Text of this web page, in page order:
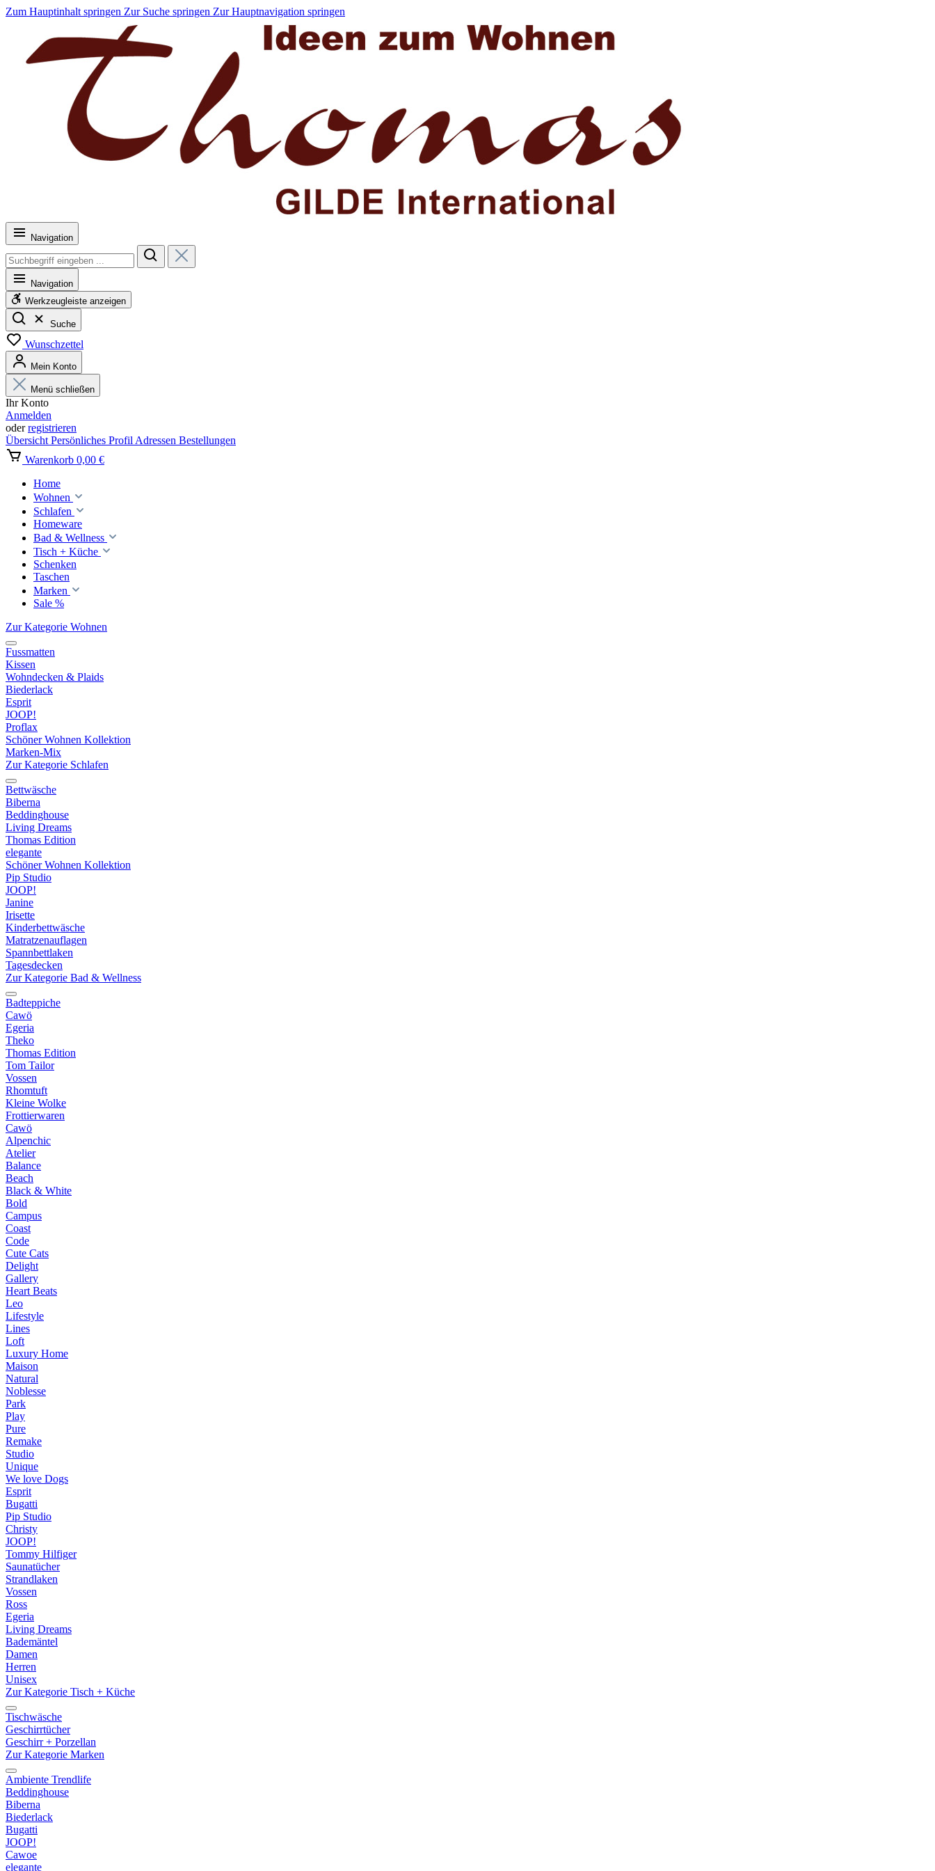
Zum Hauptinhalt springen Zur Suche springen Zur Hauptnavigation springen
Navigation
Navigation
Werkzeugleiste anzeigen
Suche
Wunschzettel
Mein Konto
Menü schließen
Ihr Konto
Anmelden
oderregistrieren
Übersicht Persönliches Profil Adressen Bestellungen
Warenkorb 0,00 €
Home
Wohnen
Schlafen
Homeware
Bad & Wellness
Tisch + Küche
Schenken
Taschen
Marken
Sale %
Zur Kategorie Wohnen
Fussmatten
Kissen
Wohndecken & Plaids
Biederlack
Esprit
JOOP!
Proflax
Schöner Wohnen Kollektion
Marken-Mix
Zur Kategorie Schlafen
Bettwäsche
Biberna
Beddinghouse
Living Dreams
Thomas Edition
elegante
Schöner Wohnen Kollektion
Pip Studio
JOOP!
Janine
Irisette
Kinderbettwäsche
Matratzenauflagen
Spannbettlaken
Tagesdecken
Zur Kategorie Bad & Wellness
Badteppiche
Cawö
Egeria
Theko
Thomas Edition
Tom Tailor
Vossen
Rhomtuft
Kleine Wolke
Frottierwaren
Cawö
Alpenchic
Atelier
Balance
Beach
Black & White
Bold
Campus
Coast
Code
Cute Cats
Delight
Gallery
Heart Beats
Leo
Lifestyle
Lines
Loft
Luxury Home
Maison
Natural
Noblesse
Park
Play
Pure
Remake
Studio
Unique
We love Dogs
Esprit
Bugatti
Pip Studio
Christy
JOOP!
Tommy Hilfiger
Saunatücher
Strandlaken
Vossen
Ross
Egeria
Living Dreams
Bademäntel
Damen
Herren
Unisex
Zur Kategorie Tisch + Küche
Tischwäsche
Geschirrtücher
Geschirr + Porzellan
Zur Kategorie Marken
Ambiente Trendlife
Beddinghouse
Biberna
Biederlack
Bugatti
JOOP!
Cawoe
elegante